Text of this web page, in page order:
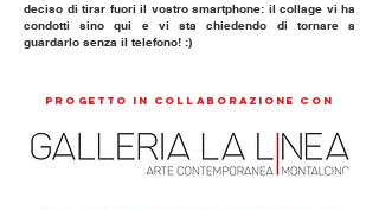
deciso di tirar fuori il vostro smartphone: il collage vi ha
condotti sino qui e vi sta chiedendo di tornare a
guardarlo senza il telefono! :)
Progetto in collaborazione con